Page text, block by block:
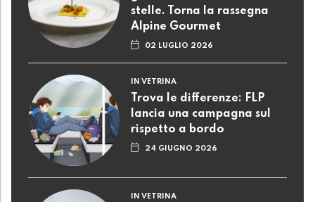
stelle. Torna la rassegna
Alpine Gourmet
02 LUGLIO 2026
IN VETRINA
Trova le differenze: FLP
lancia una campagna sul
rispetto a bordo
24 GIUGNO 2026
IN VETRINA